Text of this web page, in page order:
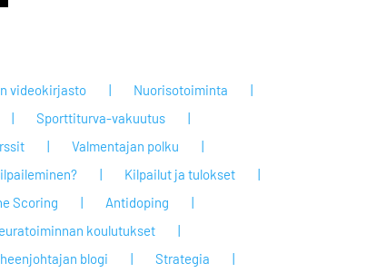
videokirjasto
Nuorisotoiminta
Sporttiturva-vakuutus
Valmentajan polku
Kilpailut ja tulokset
Scoring
Antidoping
koulutukset
blogi Strategia